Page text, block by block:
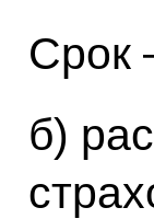
Срок
б)